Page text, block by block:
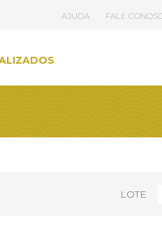
AJUDA FALE
LOTE